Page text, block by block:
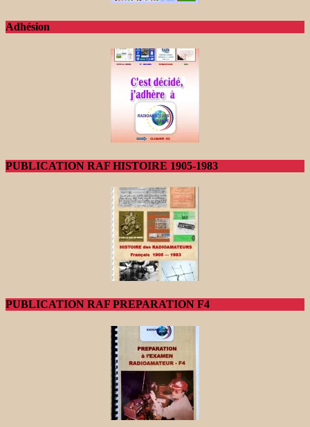
Adhésion
PUBLICATION RAF HISTOIRE 1905-1983
PUBLICATION RAF PREPARATION F4